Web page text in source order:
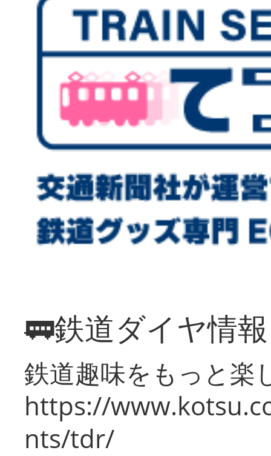
🚃鉄道ダイヤ情
鉄道趣味をもっと楽
https://
nts/tdr/